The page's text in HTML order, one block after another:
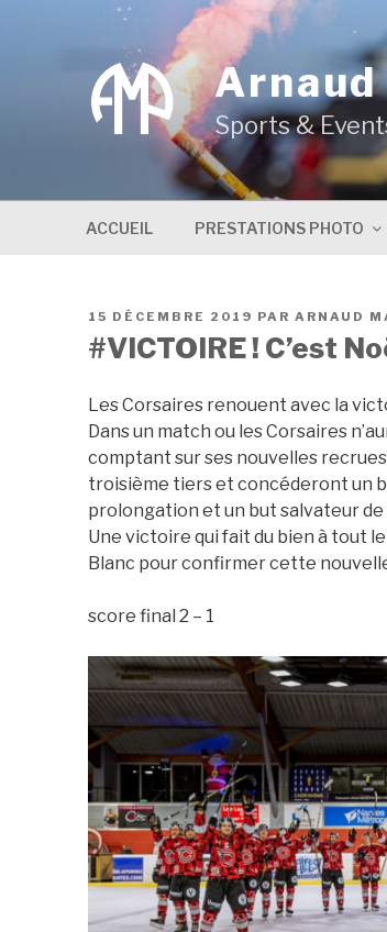
Arnaud
Sports &
ACCUEIL PRESTATIONS PHOTO
PUBLIÉ
LE
15 DÉCEMBRE 2019 PAR ARNAUD
#VICTOIRE ! C’est
Les Corsaires renouent avec la
Dans un match ou les Corsaires
comptant sur ses nouvelles
troisième tiers et concéderont un
prolongation et un but salvateur de
Une victoire qui fait du bien à tout
Blanc pour confirmer cette
score final 2 – 1